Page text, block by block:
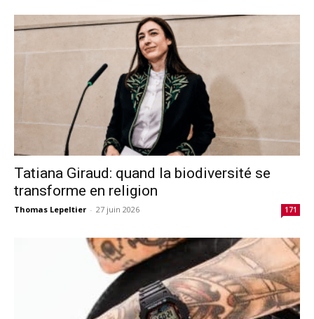
Tatiana Giraud: quand la biodiversité se
transforme en religion
Thomas Lepeltier - 27 juin 2026 171